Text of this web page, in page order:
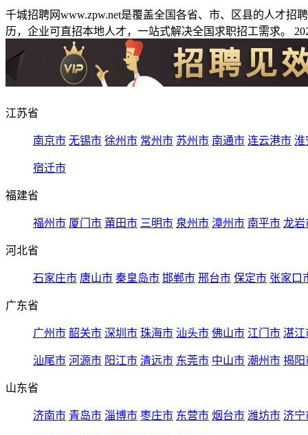
千城招聘网www.zpw.net是覆盖全国各省、市、区县的人才
历，企业可直招本地人才，一站式解决全国求职招工需求。
江苏省
南京市 无锡市 徐州市 常州市 苏州市 南通市 连云港市 淮
宿迁市
福建省
福州市 厦门市 莆田市 三明市 泉州市 漳州市 南平市 龙岩
河北省
石家庄市 唐山市 秦皇岛市 邯郸市 邢台市 保定市 张家口
广东省
广州市 韶关市 深圳市 珠海市 汕头市 佛山市 江门市 湛江
汕尾市 河源市 阳江市 清远市 东莞市 中山市 潮州市 揭阳
山东省
济南市 青岛市 淄博市 枣庄市 东营市 烟台市 潍坊市 济宁